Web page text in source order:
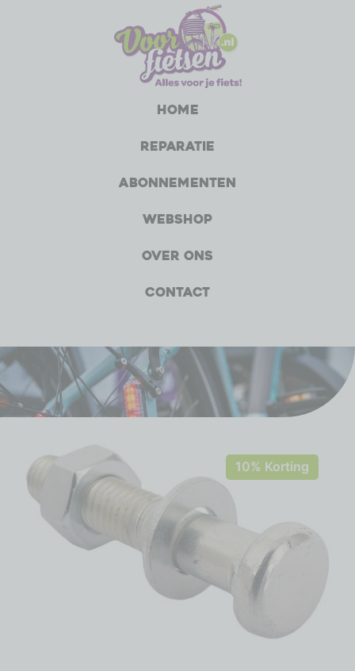
Home
Reparatie
Abonnementen
Webshop
Over ons
Contact
10% Korting